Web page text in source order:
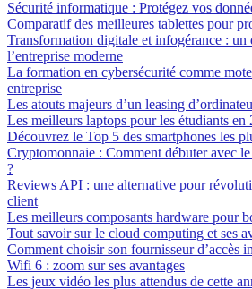
Sécurité informatique : Protégez vos
Comparatif des meilleures tablettes pour
Transformation digitale et infogérance : un
l’entreprise moderne
La formation en cybersécurité comme
entreprise
Les atouts majeurs d’un leasing
Les meilleurs laptops pour les étudiants en
Découvrez le Top 5 des smartphones les
Cryptomonnaie : Comment débuter avec
?
Reviews API : une alternative pour
client
Les meilleurs composants hardware pour
Tout savoir sur le cloud computing et ses
Comment choisir son fournisseur d’accès
Wifi 6 : zoom sur ses avantages
Les jeux vidéo les plus attendus de cette